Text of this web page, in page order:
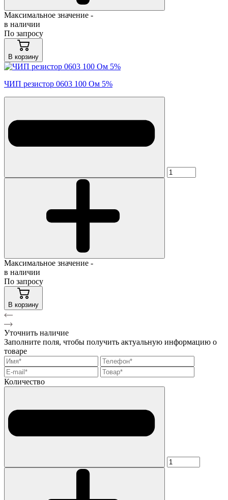
Максимальное значение -
в наличии
По запросу
В корзину
ЧИП резистор 0603 100 Ом 5%
Максимальное значение -
в наличии
По запросу
В корзину
Уточнить наличие
Заполните поля, чтобы получить актуальную информацию о
товаре
Количество